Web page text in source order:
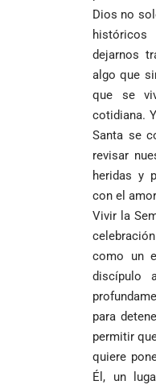
Dios no
dejarnos
algo que
que se
cotidiana.
Santa se
revisar
heridas y
con el
Vivir la
como un
discípulo
para
permitir
quiere
Él, un